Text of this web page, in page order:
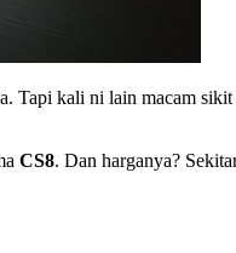
kali ni lain macam sikit
CS8. Dan harganya?